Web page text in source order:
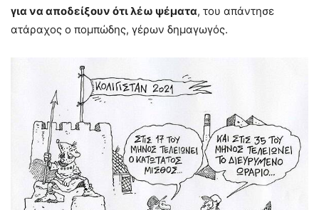
για να αποδείξουν ότι λέω ψέματα, του απάντησε
ατάραχος ο πομπώδης, γέρων δημαγωγός.